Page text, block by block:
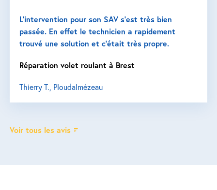
L’intervention pour son SAV s’est très bien
passée. En effet le technicien a rapidement
trouvé une solution et c’était très propre.
Réparation volet roulant à Brest
Thierry T., Ploudalmézeau
Voir tous les avis